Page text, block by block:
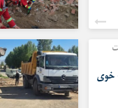
خوی